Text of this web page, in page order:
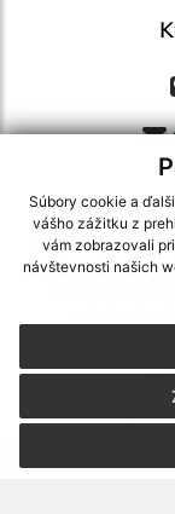
Súbory cookie a
vášho zážitku z
vám zobrazovali
návštevnosti našich
využite možnosť
CMS systém